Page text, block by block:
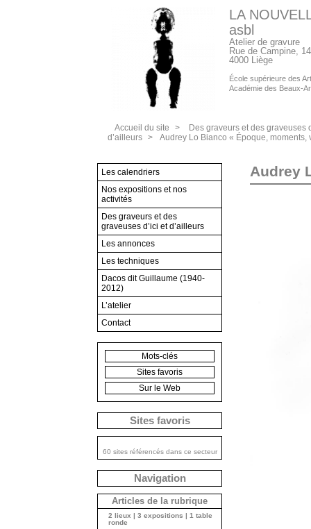
LA
asbl
Atelier de gravure
Rue de Campine, 14
4000 Liège
École supérieure des
Académie des Beaux-
Accueil du site >
Des graveurs et des graveuses
d’ailleurs > Audrey Lo Bianco « Époque, moments,
Audrey
Les calendriers
Nos expositions et nos
activités
Des graveurs et des
graveuses d’ici et d’ailleurs
Les annonces
Les techniques
Dacos dit Guillaume (1940-
2012)
L’atelier
Contact
Mots-clés
Sites favoris
Sur le Web
Sites favoris
60 sites référencés dans ce secteur
Navigation
Articles de la rubrique
2 lieux | 3 expositions | 1 table
ronde